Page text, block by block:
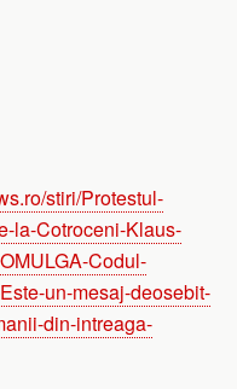
stiri/Protestul-
la-Cotroceni-Klaus-
Codul-
un-mesaj-deosebit-
din-intreaga-